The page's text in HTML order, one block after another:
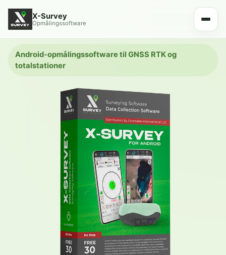
X-Survey
Opmålingssoftware
Android-opmålingssoftware til GNSS RTK og
totalstationer